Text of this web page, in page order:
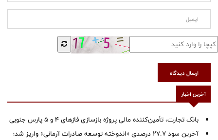
ارسال دیدگاه
آخرین اخبار
بانک تجارت، تأمین‌کننده مالی پروژه بازسازی فازهای ۴ و ۵ پارس جنوبی
آخرین سود ۲۷.۷ درصدی «اندوخته توسعه صادرات آرمانی» واریز شد؛